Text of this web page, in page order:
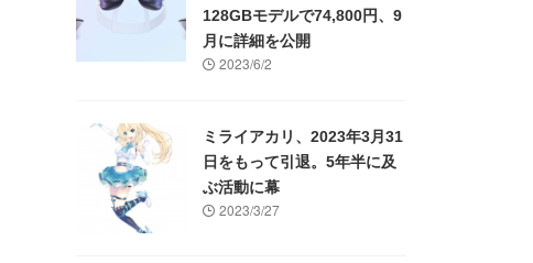
128GBモデルで74,800円、9
月に詳細を公開
2023/6/2
ミライアカリ、2023年3月31
日をもって引退。5年半に及
ぶ活動に幕
2023/3/27